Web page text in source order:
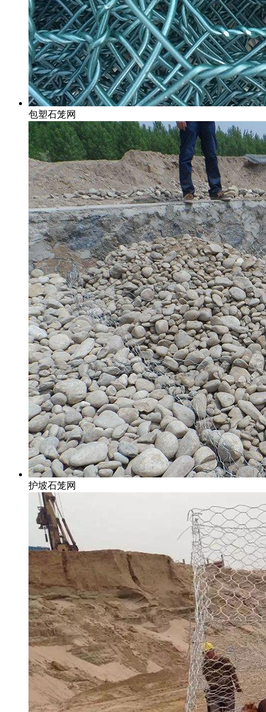
包塑石笼网
护坡石笼网